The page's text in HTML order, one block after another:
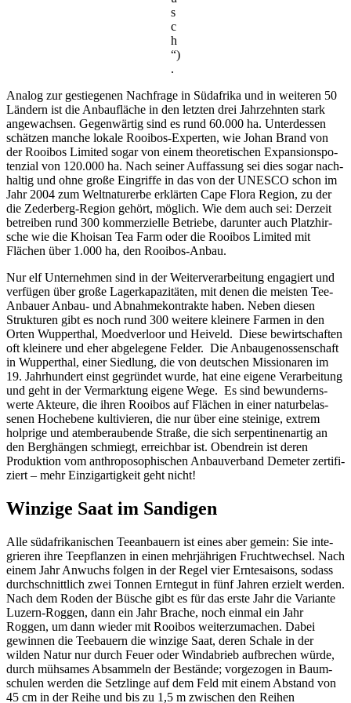
s
c
h
“)
.
Analog zur gestie­genen Nach­frage in Südafrika und in weiteren 50
Ländern ist die Anbau­fläche in den letzten drei Jahr­zehnten stark
ange­wachsen. Gegen­wärtig sind es rund 60.000 ha. Unter­dessen
schätzen manche lokale Rooibos-Experten, wie Johan Brand von
der Rooibos Limited sogar von einem theo­re­ti­schen Expan­si­ons­po­
ten­zial von 120.000 ha. Nach seiner Auffas­sung sei dies sogar nach­
haltig und ohne große Eingriffe in das von der UNESCO schon im
Jahr 2004 zum Welt­na­tur­erbe erklärten Cape Flora Region, zu der
die Zeder­berg-Region gehört, möglich. Wie dem auch sei: Derzeit
betreiben rund 300 kommer­zi­elle Betriebe, darunter auch Platz­hir­
sche wie die Khoisan Tea Farm oder die Rooibos Limited mit
Flächen über 1.000 ha, den Rooibos-Anbau.
Nur elf Unter­nehmen sind in der Weiter­ver­ar­bei­tung enga­giert und
verfügen über große Lager­ka­pa­zi­täten, mit denen die meisten Tee-
Anbauer Anbau- und Abnah­me­kon­trakte haben. Neben diesen
Struk­turen gibt es noch rund 300 weitere klei­nere Farmen in den
Orten Wupper­thal, Moed­ver­loor und Heiveld. Diese bewirt­schaften
oft klei­nere und eher abge­le­gene Felder. Die Anbau­ge­nos­sen­schaft
in Wupper­thal, einer Sied­lung, die von deut­schen Missio­naren im
19. Jahr­hun­dert einst gegründet wurde, hat eine eigene Verar­bei­tung
und geht in der Vermark­tung eigene Wege. Es sind bewun­derns­
werte Akteure, die ihren Rooibos auf Flächen in einer natur­be­las­
senen Hoch­ebene kulti­vieren, die nur über eine stei­nige, extrem
holp­rige und atem­be­rau­bende Straße, die sich serpen­ti­nen­artig an
den Berg­hängen schmiegt, erreichbar ist. Oben­drein ist deren
Produk­tion vom anthro­po­so­phi­schen Anbau­ver­band Demeter zerti­fi­
ziert – mehr Einzig­ar­tig­keit geht nicht!
Winzige Saat im Sandigen
Alle südafri­ka­ni­schen Teean­bauern ist eines aber gemein: Sie inte­
grieren ihre Teepflanzen in einen mehr­jäh­rigen Frucht­wechsel. Nach
einem Jahr Anwuchs folgen in der Regel vier Ernte­sai­sons, sodass
durch­schnitt­lich zwei Tonnen Erntegut in fünf Jahren erzielt werden.
Nach dem Roden der Büsche gibt es für das erste Jahr die Vari­ante
Luzern-Roggen, dann ein Jahr Brache, noch einmal ein Jahr
Roggen, um dann wieder mit Rooibos weiter­zu­ma­chen. Dabei
gewinnen die Teebauern die winzige Saat, deren Schale in der
wilden Natur nur durch Feuer oder Wind­ab­rieb aufbre­chen würde,
durch mühsames Absam­meln der Bestände; vorge­zogen in Baum­
schulen werden die Setz­linge auf dem Feld mit einem Abstand von
45 cm in der Reihe und bis zu 1,5 m zwischen den Reihen